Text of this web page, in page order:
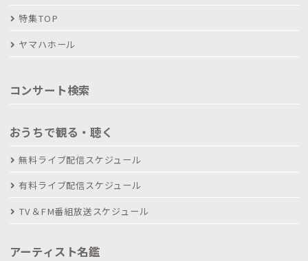
特集TOP
ヤマハホール
コンサート検索
おうちで観る・聴く
無料ライブ配信スケジュール
有料ライブ配信スケジュール
TV＆FM番組放送スケジュール
アーティスト名鑑